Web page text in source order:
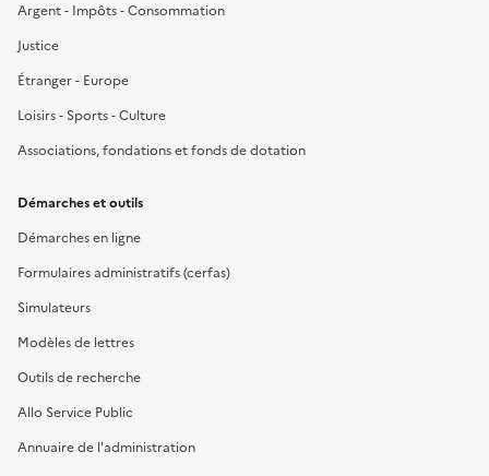
Argent - Impôts - Consommation
Justice
Étranger - Europe
Loisirs - Sports - Culture
Associations, fondations et fonds de dotation
Démarches et outils
Démarches en ligne
Formulaires administratifs (cerfas)
Simulateurs
Modèles de lettres
Outils de recherche
Allo Service Public
Annuaire de l'administration